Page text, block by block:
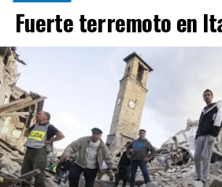
Fuerte terremoto en